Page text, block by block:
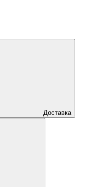
Доставка